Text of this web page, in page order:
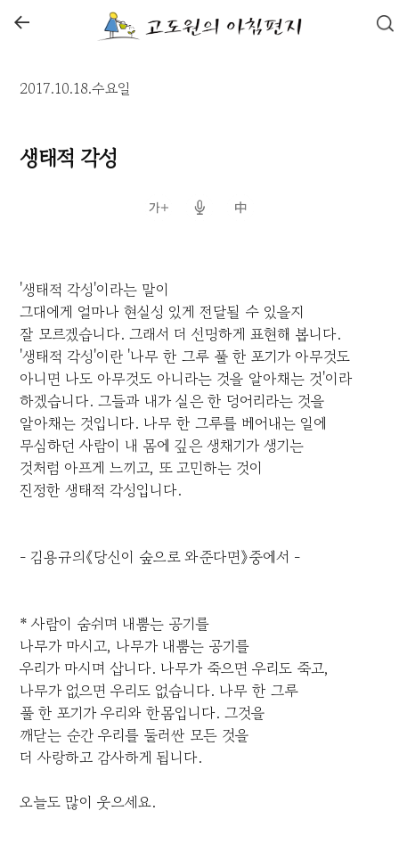
←
2017.10.18.수요일
생태적 각성
'생태적 각성'이라는 말이
그대에게 얼마나 현실성 있게 전달될 수 있을지
잘 모르겠습니다. 그래서 더 선명하게 표현해 봅니다.
'생태적 각성'이란 '나무 한 그루 풀 한 포기가 아무것도
아니면 나도 아무것도 아니라는 것을 알아채는 것'이라
하겠습니다. 그들과 내가 실은 한 덩어리라는 것을
알아채는 것입니다. 나무 한 그루를 베어내는 일에
무심하던 사람이 내 몸에 깊은 생채기가 생기는
것처럼 아프게 느끼고, 또 고민하는 것이
진정한 생태적 각성입니다.
- 김용규의《당신이 숲으로 와준다면》중에서 -
* 사람이 숨쉬며 내뿜는 공기를
나무가 마시고, 나무가 내뿜는 공기를
우리가 마시며 삽니다. 나무가 죽으면 우리도 죽고,
나무가 없으면 우리도 없습니다. 나무 한 그루
풀 한 포기가 우리와 한몸입니다. 그것을
깨닫는 순간 우리를 둘러싼 모든 것을
더 사랑하고 감사하게 됩니다.
오늘도 많이 웃으세요.